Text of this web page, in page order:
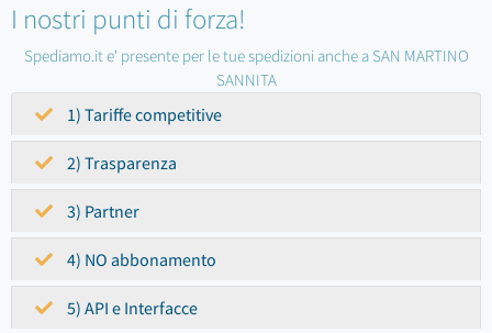
I nostri punti di forza!
Spediamo.it e' presente per le tue spedizioni anche a SAN MARTINO
SANNITA
1) Tariffe competitive
2) Trasparenza
3) Partner
4) NO abbonamento
5) API e Interfacce